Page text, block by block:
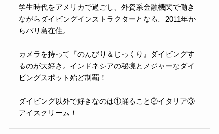
学生時代をアメリカで過ごし、外資系金融機関で働き
ながらダイビングインストラクターとなる。2011年か
らバリ島在住。
カメラを持って『のんびり＆じっくり』ダイビングす
るのが大好き。インドネシアの秘境とメジャーなダイ
ビングスポット殆ど制覇！
ダイビング以外で好きなのは①踊ること②イタリア③
アイスクリーム！